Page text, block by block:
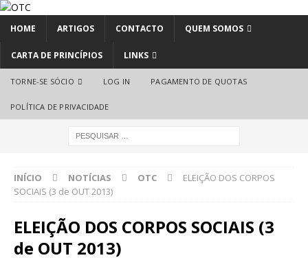
HOME ARTIGOS CONTACTO QUEM SOMOS
CARTA DE PRINCÍPIOS LINKS
TORNE-SE SÓCIO LOG IN PAGAMENTO DE QUOTAS
POLÍTICA DE PRIVACIDADE
INÍCIO NOTÍCIAS OTC
ELEIÇÃO DOS CORPOS
SOCIAIS (3 de OUT 2013)
ELEIÇÃO DOS CORPOS SOCIAIS (3
de OUT 2013)